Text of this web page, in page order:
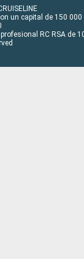
un capital de 150 000
RC RSA de